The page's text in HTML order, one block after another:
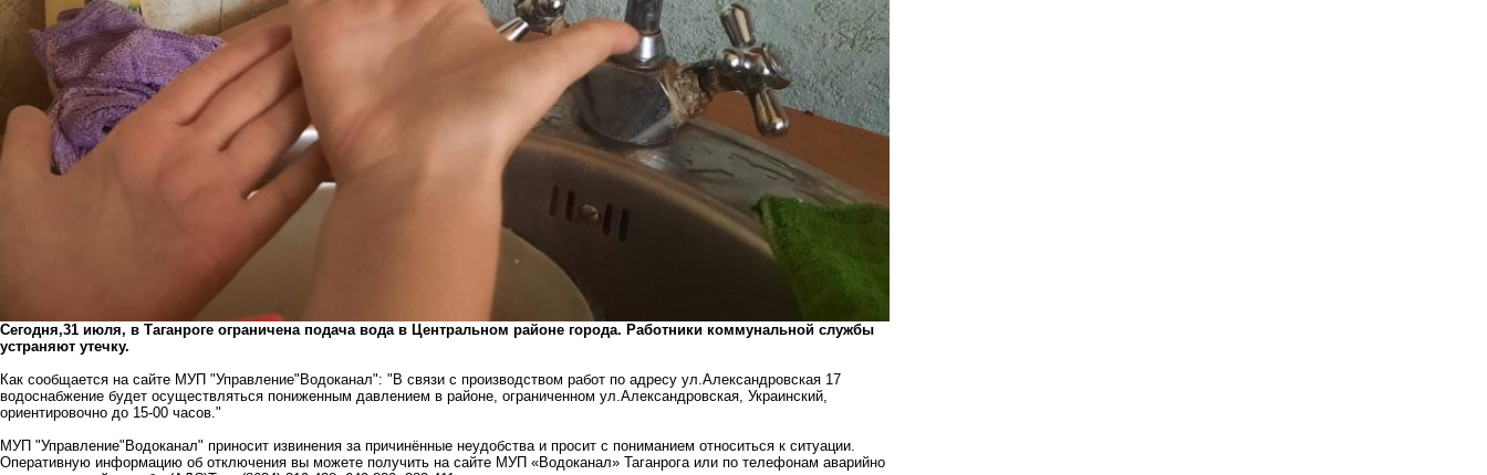
Сегодня,31 июля, в Таганроге ограничена подача вода в Центральном районе города. Работники коммунальной службы
устраняют утечку.
Как сообщается на сайте МУП "Управление"Водоканал": "В связи с производством работ по адресу ул.Александровская 17
водоснабжение будет осуществляться пониженным давлением в районе, ограниченном ул.Александровская, Украинский,
ориентировочно до 15-00 часов."
МУП "Управление"Водоканал" приносит извинения за причинённые неудобства и просит с пониманием относиться к ситуации.
Оперативную информацию об отключения вы можете получить на сайте МУП «Водоканал» Таганрога или по телефонам аварийно